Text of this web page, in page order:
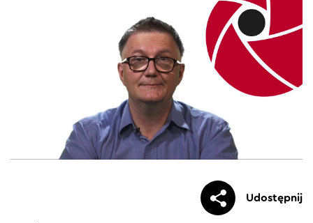
Udostępnij